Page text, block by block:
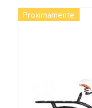
Proximamente